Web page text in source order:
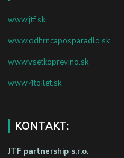
www.jtf.sk
www.odhrncaposparadlo.sk
www.vsetkoprevino.sk
www.4toilet.sk
KONTAKT:
JTF partnership s.r.o.